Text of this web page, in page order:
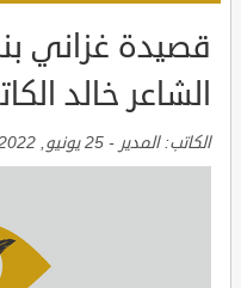
قصيدة غزاني
الشاعر خالد
الكاتب:المدير - 25 يونيو, 2022